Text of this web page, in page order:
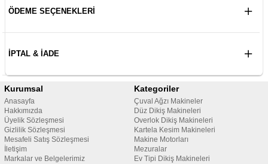
ÖDEME SEÇENEKLERI
İPTAL & İADE
Kurumsal
Anasayfa
Hakkımızda
Üyelik Sözleşmesi
Gizlilik Sözleşmesi
Mesafeli Satış Sözleşmesi
İletişim
Markalar ve Belgelerimiz
Kategoriler
Çuval Ağzı Makineler
Düz Dikiş Makineleri
Overlok Dikiş Makineleri
Kartela Kesim Makineleri
Makine Motorları
Mezuralar
Ev Tipi Dikiş Makineleri